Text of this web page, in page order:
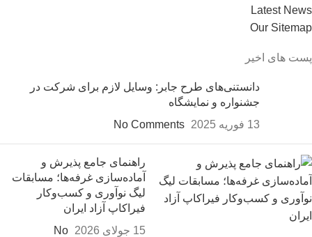
Latest News
Our Sitemap
پست های اخیر
دانستنی‌های طرح جابر: وسایل لازم برای شرکت در
جشنواره و نمایشگاه
13 فوریه 2025
No Comments
راهنمای جامع پذیرش و
آماده‌سازی غرفه‌ها؛ مسابقات
لیگ نوآوری و کسب‌وکار
فیراکاپ آزاد ایران
15 جولای 2026
No